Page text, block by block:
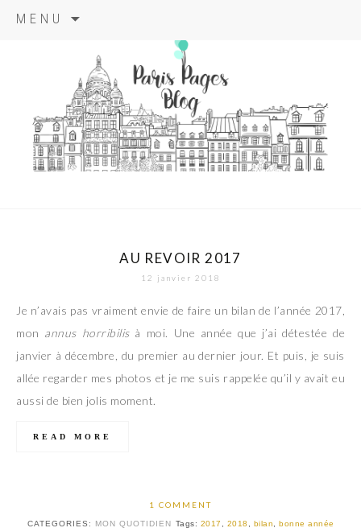
MENU
principal
paris pages
blog
AU REVOIR 2017
12 janvier 2018
Je n’avais pas vraiment envie de faire un bilan de l’année 2017,
mon annus horribilisà moi. Une année que j’ai détestée de
janvier à décembre, du premier au dernier jour. Et puis, je suis
allée regarder mes photos et je me suis rappelée qu’il y avait eu
aussi de bien jolis moment.
READ MORE
1 COMMENT
CATEGORIES: MON QUOTIDIEN Tags: 2017 2018 bilan bonne année